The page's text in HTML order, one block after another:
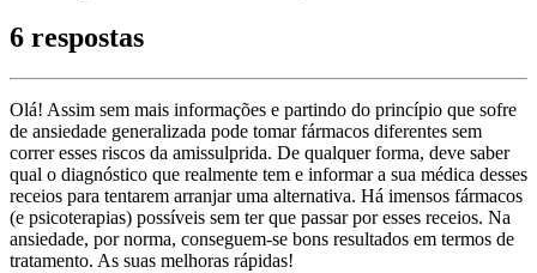
6 respostas
Olá! Assim sem mais informações e partindo do princípio que sofre
de ansiedade generalizada pode tomar fármacos diferentes sem
correr esses riscos da amissulprida. De qualquer forma, deve saber
qual o diagnóstico que realmente tem e informar a sua médica desses
receios para tentarem arranjar uma alternativa. Há imensos fármacos
(e psicoterapias) possíveis sem ter que passar por esses receios. Na
ansiedade, por norma, conseguem-se bons resultados em termos de
tratamento. As suas melhoras rápidas!